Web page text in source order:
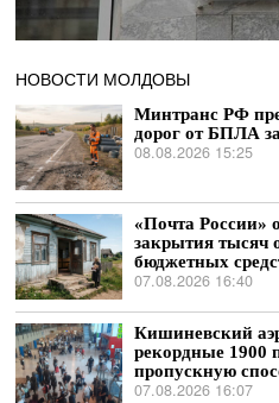
НОВОСТИ МОЛДОВЫ
Минтранс РФ
дорог от БПЛА
08.08.2026 15:25
«Почта России»
закрытия тысяч
бюджетных
07.08.2026 16:40
Кишиневский
рекордные 1900
пропускную
07.08.2026 16:07